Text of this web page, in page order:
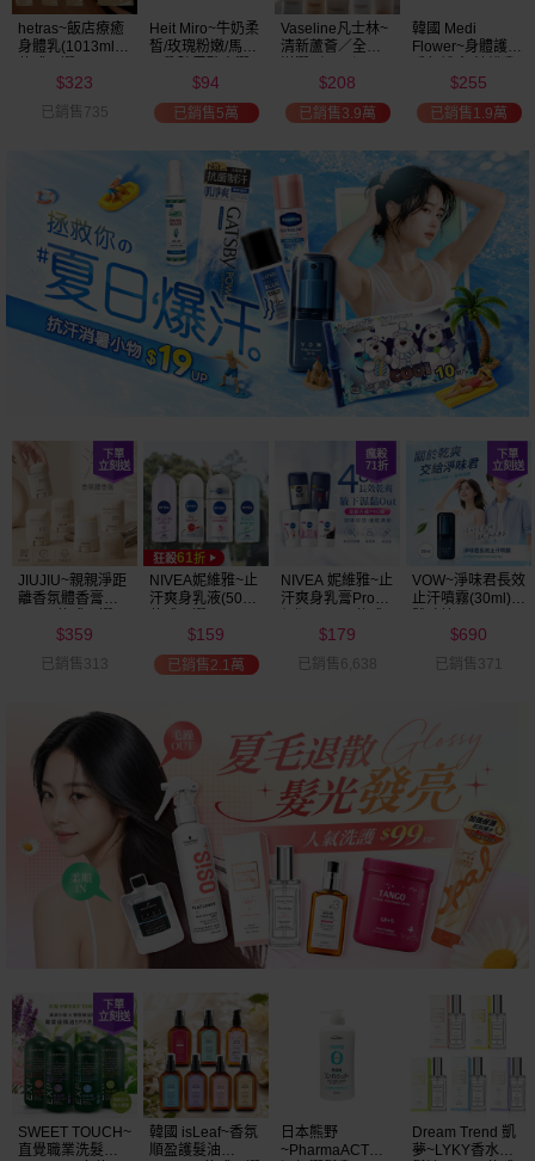
限時68 限時
Vaseline凡士林~
清新蘆薈／全效
／密集保濕／淨
(725ml) 款式可選
$208
已銷售3.9萬
韓國 Medi
Flower~身體護理
300ml+乳液
300ml+護手霜
80g) 款式可選
$255
已銷售1.9萬
BALO~山羊奶全
身活膚保濕／玻
液(550ml) 款式可
選
$89
已銷售2萬
NIVEA妮維雅~亮
白極致嫩膚乳液
$299
已銷售1.5萬
JIUJIU~親親淨距
離香氛體香膏
$359
已銷售313
NIVEA妮維雅~止
汗爽身乳液(50ml)
$159
已銷售2.1萬
NIVEA 妮維雅~止
汗爽身乳膏Pro升
$179
已銷售6,638
VOW~淨味君長效
止汗噴霧(30ml)
$690
已銷售371
SWEET TOUCH~
直覺職業洗髮精
韓國 isLeaf~香氛
順盈護髮油
日本熊野
~PharmaACT無
Dream Trend 凱
夢~LYKY香水護